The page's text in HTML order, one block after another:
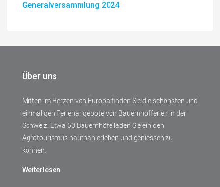
Generalversammlung 2024
Über uns
Mitten im Herzen von Europa finden Sie die schönsten und
einmaligen Ferienangebote von Bauernhofferien in der
Schweiz. Etwa 50 Bauernhöfe laden Sie ein den
Agrotourismus hautnah erleben und geniessen zu
können.
Weiterlesen